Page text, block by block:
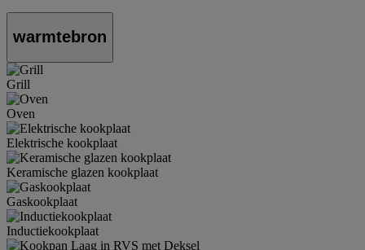
warmtebron
Grill
Oven
Elektrische kookplaat
Keramische glazen kookplaat
Gaskookplaat
Inductiekookplaat